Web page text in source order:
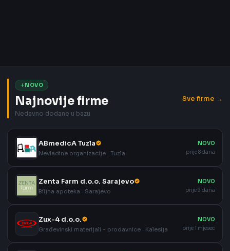
NOVO
Najnovije firme
Nedavno dodane u bazu
Sve firme →
ABmedicA Tuzla
Nevladine organizacije · Tuzla
NOVO
prije 8 dana
Zenta Farm d.o.o. Sarajevo
Biljna apoteka · Sarajevo
NOVO
prije 9 dana
Zux-4 d.o.o.
Građevinski materijali - prodavnice · Kalesija
NOVO
prije 1 mjesec